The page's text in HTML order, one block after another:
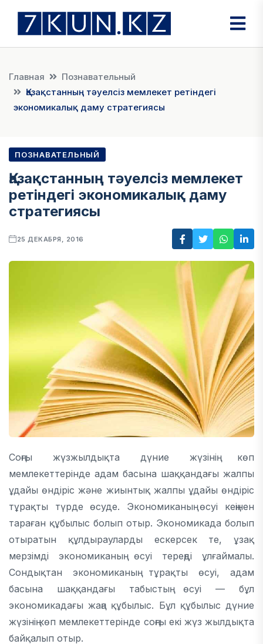
Главная
Познавательный
Қазақстанның тәуелсіз мемлекет ретіндегі
экономикалық даму стратегиясы
ПОЗНАВАТЕЛЬНЫЙ
Қазақстанның тәуелсіз мемлекет
ретіндегі экономикалық даму
стратегиясы
25 ДЕКАБРЯ, 2016
Соңғы жүзжылдықта дүние жүзінің көп
мемлекеттерінде адам басына шаққандағы жалпы
ұдайы өндіріс және жиынтық жалпы ұдайы өндіріс
тұрақты түрде өсуде. Экономиканың өсуі кеңінен
тараған құбылыс болып отыр. Экономикада болып
отыратын құлдырауларды ескерсек те, ұзақ
мерзімді экономиканың өсуі тереңді ұлғаймалы.
Сондықтан экономиканың тұрақты өсуі, адам
басына шаққандағы табыстың өсуі — бұл
экономикадағы жаңа құбылыс. Бұл құбылыс дүние
жүзінің көп мемлекеттерінде соңғы екі жүз жылдықта
байқалып отыр.